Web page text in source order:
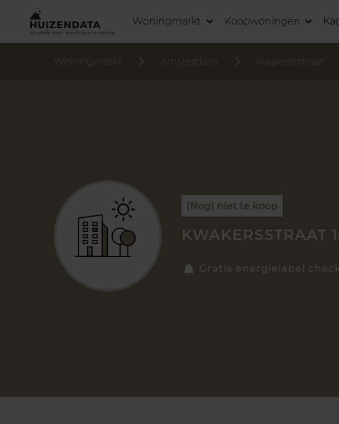
Woningmarkt Koopwoningen
Woningmarkt Amsterdam Kwakersstraat
(Nog) niet te koop
KWAKERSSTRAAT
Gratis energielabel